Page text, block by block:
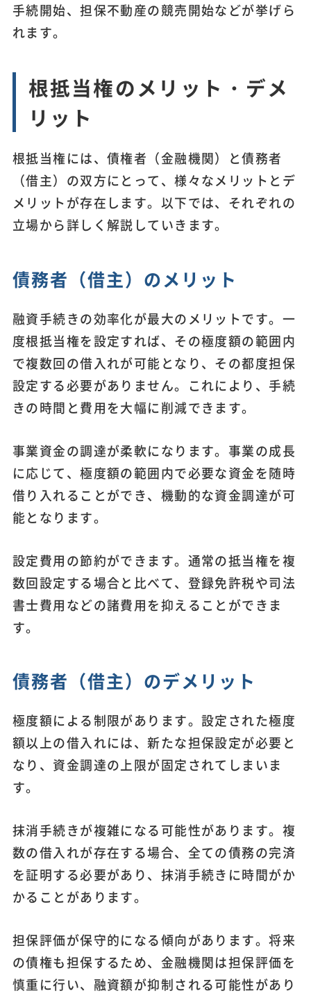
手続開始、担保不動産の競売開始などが挙げら
れます。
根抵当権のメリット・デメ
リット
根抵当権には、債権者（金融機関）と債務者
（借主）の双方にとって、様々なメリットとデ
メリットが存在します。以下では、それぞれの
立場から詳しく解説していきます。
債務者（借主）のメリット
融資手続きの効率化が最大のメリットです。一
度根抵当権を設定すれば、その極度額の範囲内
で複数回の借入れが可能となり、その都度担保
設定する必要がありません。これにより、手続
きの時間と費用を大幅に削減できます。
事業資金の調達が柔軟になります。事業の成長
に応じて、極度額の範囲内で必要な資金を随時
借り入れることができ、機動的な資金調達が可
能となります。
設定費用の節約ができます。通常の抵当権を複
数回設定する場合と比べて、登録免許税や司法
書士費用などの諸費用を抑えることができま
す。
債務者（借主）のデメリット
極度額による制限があります。設定された極度
額以上の借入れには、新たな担保設定が必要と
なり、資金調達の上限が固定されてしまいま
す。
抹消手続きが複雑になる可能性があります。複
数の借入れが存在する場合、全ての債務の完済
を証明する必要があり、抹消手続きに時間がか
かることがあります。
担保評価が保守的になる傾向があります。将来
の債権も担保するため、金融機関は担保評価を
慎重に行い、融資額が抑制される可能性があり